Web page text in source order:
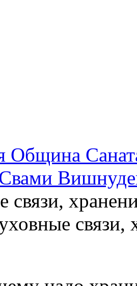
Община
Свами
связи,
связи,